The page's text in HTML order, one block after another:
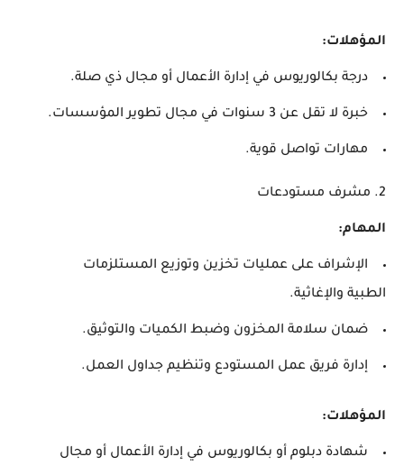
المؤهلات:
درجة بكالوريوس في إدارة الأعمال أو مجال ذي صلة.
خبرة لا تقل عن 3 سنوات في مجال تطوير المؤسسات.
مهارات تواصل قوية.
2. مشرف مستودعات
المهام:
الإشراف على عمليات تخزين وتوزيع المستلزمات
الطبية والإغاثية.
ضمان سلامة المخزون وضبط الكميات والتوثيق.
إدارة فريق عمل المستودع وتنظيم جداول العمل.
المؤهلات:
شهادة دبلوم أو بكالوريوس في إدارة الأعمال أو مجال